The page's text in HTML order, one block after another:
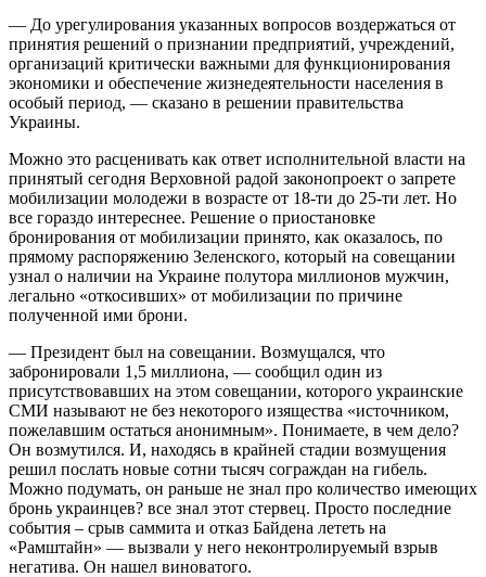
— До урегулирования указанных вопросов воздержаться от
принятия решений о признании предприятий, учреждений,
организаций критически важными для функционирования
экономики и обеспечение жизнедеятельности населения в
особый период, — сказано в решении правительства
Украины.
Можно это расценивать как ответ исполнительной власти на
принятый сегодня Верховной радой законопроект о запрете
мобилизации молодежи в возрасте от 18-ти до 25-ти лет. Но
все гораздо интереснее. Решение о приостановке
бронирования от мобилизации принято, как оказалось, по
прямому распоряжению Зеленского, который на совещании
узнал о наличии на Украине полутора миллионов мужчин,
легально «откосивших» от мобилизации по причине
полученной ими брони.
— Президент был на совещании. Возмущался, что
забронировали 1,5 миллиона, — сообщил один из
присутствовавших на этом совещании, которого украинские
СМИ называют не без некоторого изящества «источником,
пожелавшим остаться анонимным». Понимаете, в чем дело?
Он возмутился. И, находясь в крайней стадии возмущения
решил послать новые сотни тысяч сограждан на гибель.
Можно подумать, он раньше не знал про количество имеющих
бронь украинцев? все знал этот стервец. Просто последние
события – срыв саммита и отказ Байдена лететь на
«Рамштайн» — вызвали у него неконтролируемый взрыв
негатива. Он нашел виноватого.